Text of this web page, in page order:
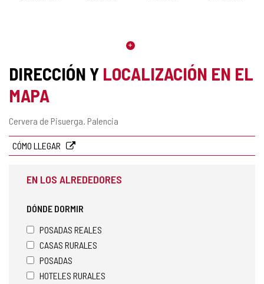
DIRECCIÓN Y LOCALIZACIÓN EN EL
MAPA
Dirección
Cervera de Pisuerga. Palencia
CÓMO LLEGAR
EN LOS ALREDEDORES
DÓNDE DORMIR
POSADAS REALES
CASAS RURALES
POSADAS
HOTELES RURALES